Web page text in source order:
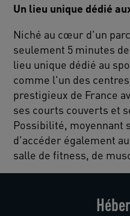
Un lieu unique dédié
Niché au cœur d'un
seulement 5 minutes
lieu unique dédié au
comme l'un des
prestigieux de France
ses courts couverts et
Possibilité, moyennant
d'accéder également
salle de fitness, de